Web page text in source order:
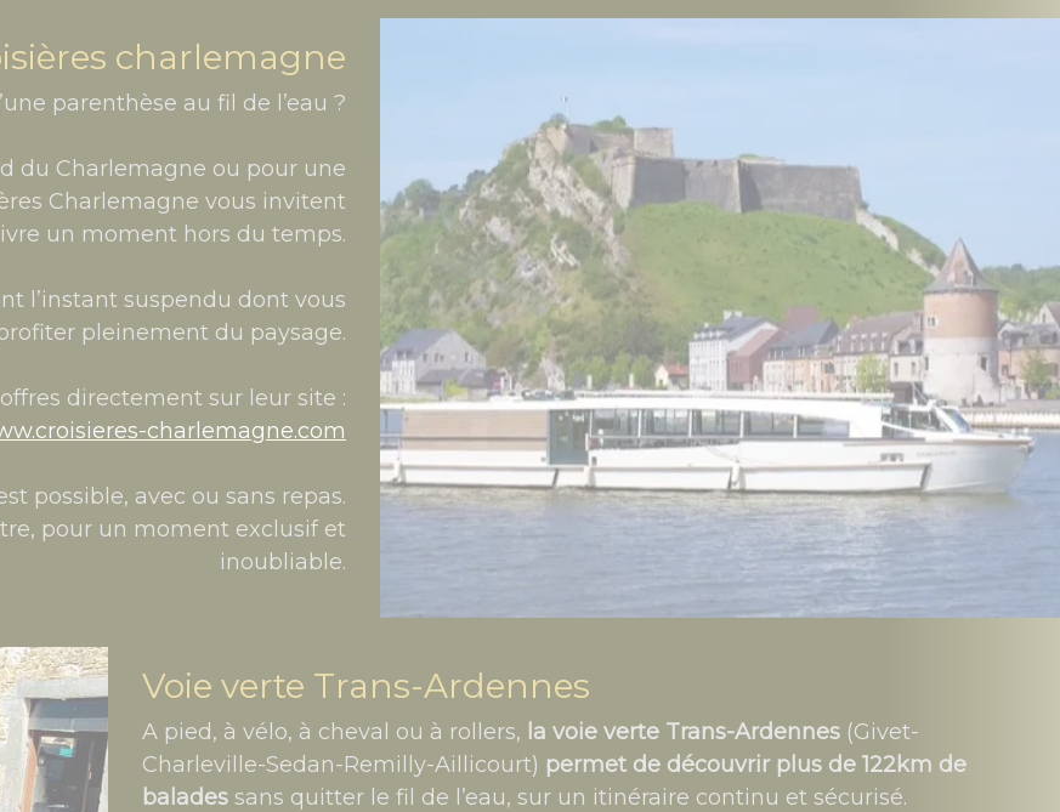
charlemagne
parenthèse au fil de l’eau ?
du Charlemagne ou pour une
Charlemagne vous invitent
un moment hors du temps.
l’instant suspendu dont vous
pleinement du paysage.
directement sur leur site :
charlemagne.com
possible, avec ou sans repas.
pour un moment exclusif et
inoubliable.
Voie verte Trans-Ardennes
A pied, à vélo, à cheval ou à rollers, la voie verte Trans-Ardennes (Givet-
Charleville-Sedan-Remilly-Aillicourt) permet de découvrir plus de 122km de
balades sans quitter le fil de l’eau, sur un itinéraire continu et sécurisé.